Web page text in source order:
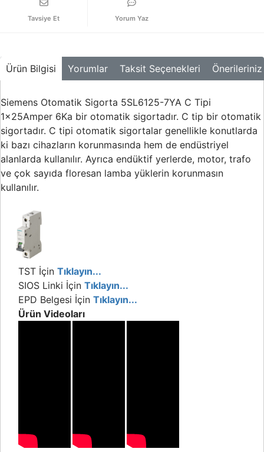
Tavsiye Et Yorum Yaz
Ürün Bilgisi Yorumlar Taksit Seçenekleri Önerileriniz
Siemens Otomatik Sigorta 5SL6125-7YA C Tipi
1x25Amper 6Ka bir otomatik sigortadır. C tip bir otomatik
sigortadır. C tipi otomatik sigortalar genellikle konutlarda
ki bazı cihazların korunmasında hem de endüstriyel
alanlarda kullanılır. Ayrıca endüktif yerlerde, motor, trafo
ve çok sayıda floresan lamba yüklerin korunmasın
kullanılır.
TST İçin Tıklayın...
SIOS Linki İçin Tıklayın...
EPD Belgesi İçin Tıklayın...
Ürün Videoları